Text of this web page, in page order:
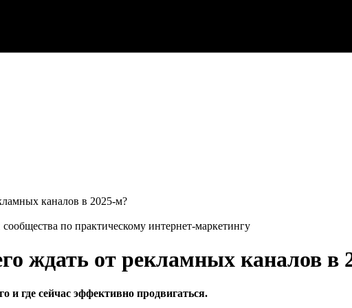
каналов в 2025-м?
по практическому интернет-маркетингу
ждать от рекламных каналов в
и где сейчас эффективно продвигаться.